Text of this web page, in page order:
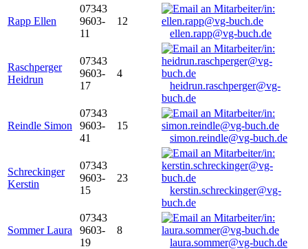
Rapp Ellen
07343
9603-
11
12
ellen.rapp@vg-buch.de
Raschperger
Heidrun
07343
9603-
17
4
heidrun.raschperger@vg-
buch.de
Reindle Simon
07343
9603-
41
15
simon.reindle@vg-buch.de
Schreckinger
Kerstin
07343
9603-
15
23
kerstin.schreckinger@vg-
buch.de
Sommer Laura
07343
9603-
19
8
laura.sommer@vg-buch.de